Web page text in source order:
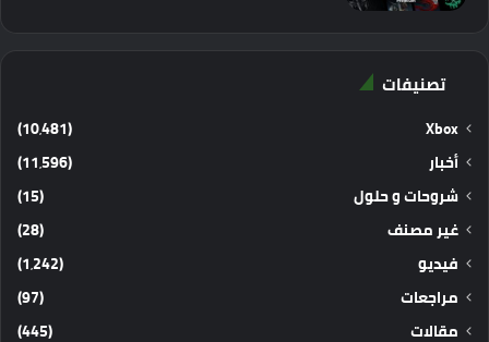
تصنيفات
Xbox
(10٬481)
أخبار
(11٬596)
شروحات و حلول
(15)
غير مصنف
(28)
فيديو
(1٬242)
مراجعات
(97)
مقالات
(445)